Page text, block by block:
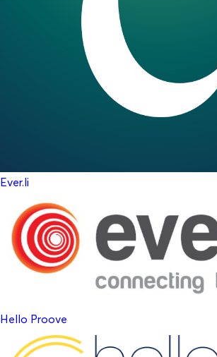
Ever.li
Hello Proove